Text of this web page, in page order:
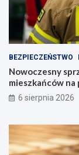
BEZPIECZEŃSTWO
Nowoczesny
mieszkańców
6 sierpnia 2026